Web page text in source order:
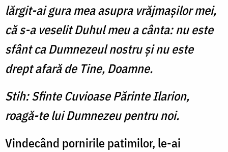
lărgit-ai gura mea asupra vrăjmaşilor mei,
că s-a veselit Duhul meu a cânta: nu este
sfânt ca Dumnezeul nostru şi nu este
drept afară de Tine, Doamne.
Stih: Sfinte Cuvioase Părinte Ilarion,
roagă-te lui Dumnezeu pentru noi.
Vindecând pornirile pati­milor, le-ai